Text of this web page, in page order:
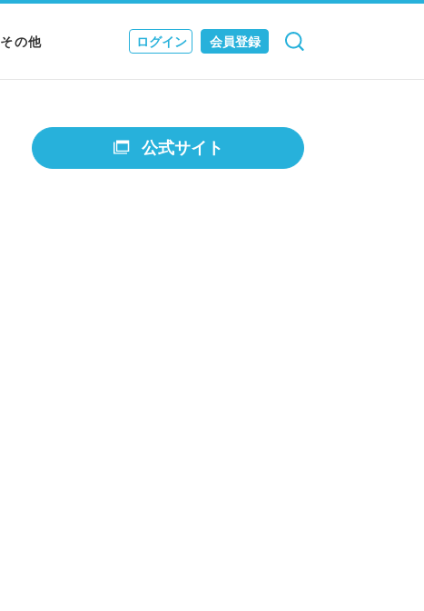
その他
NEWS & JOURNAL
ログイン 会員登録
検索 キャンセル
公式サイト